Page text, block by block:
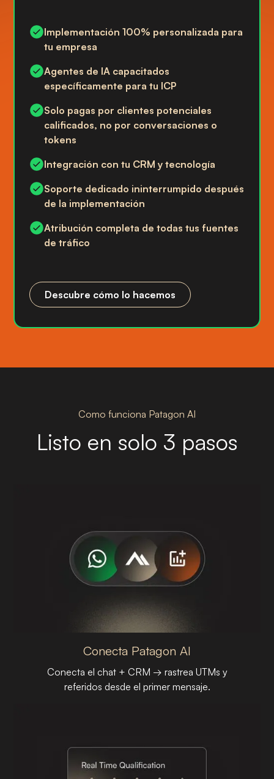
Implementación 100% personalizada para
tu empresa
Agentes de IA capacitados
específicamente para tu ICP
Solo pagas por clientes potenciales
calificados, no por conversaciones o
tokens
Integración con tu CRM y tecnología
Soporte dedicado ininterrumpido después
de la implementación
Atribución completa de todas tus fuentes
de tráfico
Descubre cómo lo hacemos
Como funciona Patagon AI
Listo en solo 3 pasos
Conecta Patagon AI
Conecta el chat + CRM → rastrea UTMs y
referidos desde el primer mensaje.